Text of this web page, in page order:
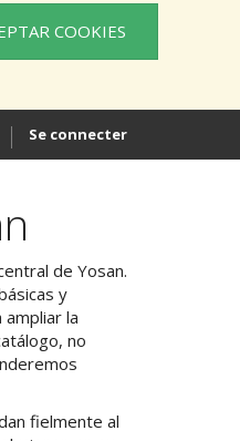
COOKIES
Se connecter
de Yosan.
y
la
no
fielmente al